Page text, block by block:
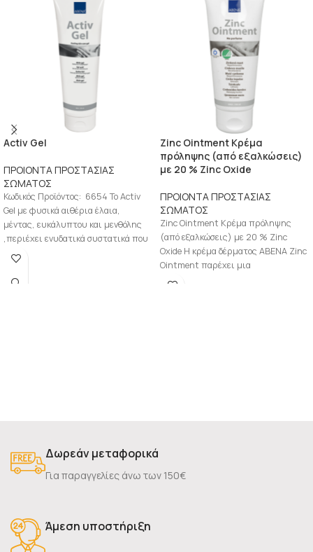
Activ Gel
ΠΡΟΙΟΝΤΑ ΠΡΟΣΤΑΣΙΑΣ
ΣΩΜΑΤΟΣ
Κωδικός Προϊόντος: 6654 Το Activ
Gel με φυσικά αιθέρια έλαια,
μέντας, ευκάλυπτου και μενθόλης
,περιέχει ενυδατικά συστατικά που
αποτρέπουν την
Zinc Ointment Κρέμα
πρόληψης (από εξαλκώσεις)
με 20 % Zinc Oxide
ΠΡΟΙΟΝΤΑ ΠΡΟΣΤΑΣΙΑΣ
ΣΩΜΑΤΟΣ
Zinc Ointment Κρέμα πρόληψης
(από εξαλκώσεις) με 20 % Zinc
Oxide Η κρέμα δέρματος ABENA Zinc
Ointment παρέχει μια
προστατευτική
Δωρεάν μεταφορικά
Για παραγγελίες άνω των 150€
Άμεση υποστήριξη